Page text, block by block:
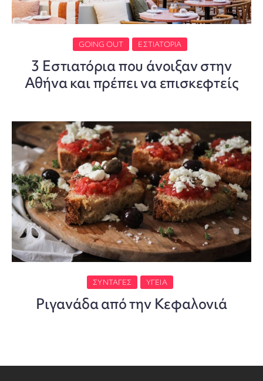
GOING OUT ΕΣΤΙΑΤΌΡΙΑ
3 Εστιατόρια που άνοιξαν στην
Αθήνα και πρέπει να επισκεφτείς
ΣΥΝΤΑΓΈΣ ΥΓΕΊΑ
Ριγανάδα από την Κεφαλονιά